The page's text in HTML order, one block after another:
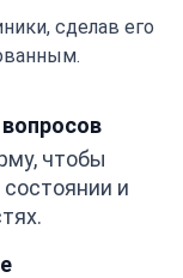
сделав его
чтобы
и